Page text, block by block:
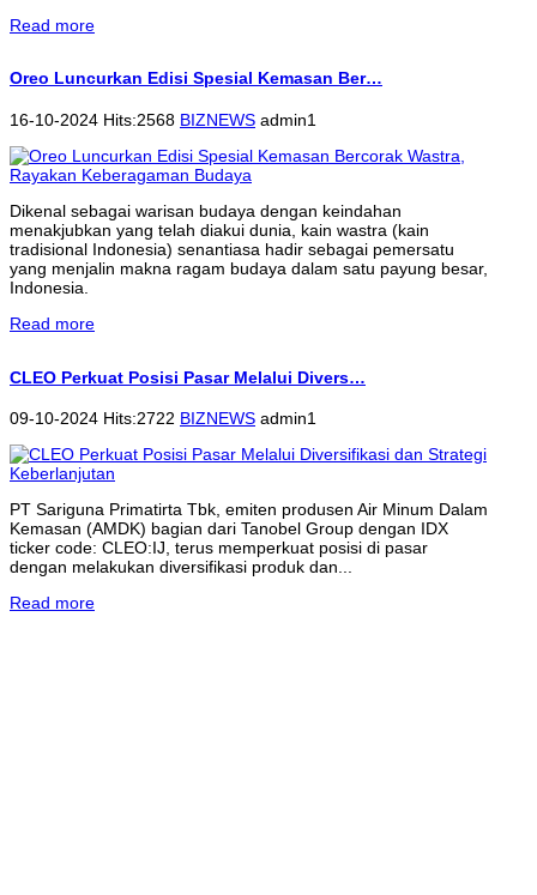
Read more
Oreo Luncurkan Edisi Spesial Kemasan Ber…
16-10-2024 Hits:2568 BIZNEWS admin1
Dikenal sebagai warisan budaya dengan keindahan
menakjubkan yang telah diakui dunia, kain wastra (kain
tradisional Indonesia) senantiasa hadir sebagai pemersatu
yang menjalin makna ragam budaya dalam satu payung besar,
Indonesia.
Read more
CLEO Perkuat Posisi Pasar Melalui Divers…
09-10-2024 Hits:2722 BIZNEWS admin1
PT Sariguna Primatirta Tbk, emiten produsen Air Minum Dalam
Kemasan (AMDK) bagian dari Tanobel Group dengan IDX
ticker code: CLEO:IJ, terus memperkuat posisi di pasar
dengan melakukan diversifikasi produk dan...
Read more